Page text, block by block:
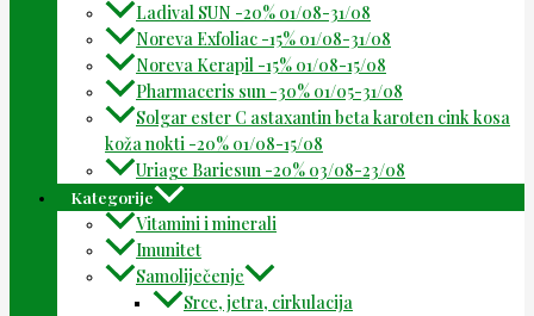
Ladival SUN -20% 01/08-31/08
Noreva Exfoliac -15% 01/08-31/08
Noreva Kerapil -15% 01/08-15/08
Pharmaceris sun -30% 01/05-31/08
Solgar ester C astaxantin beta karoten cink kosa
koža nokti -20% 01/08-15/08
Uriage Bariesun -20% 03/08-23/08
Kategorije
Vitamini i minerali
Imunitet
Samoliječenje
Srce, jetra, cirkulacija